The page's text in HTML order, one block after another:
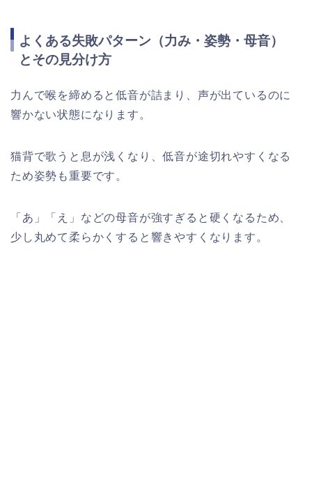
よくある失敗パターン（力み・姿勢・母音）
とその見分け方
力んで喉を締めると低音が詰まり、声が出ているのに
響かない状態になります。
猫背で歌うと息が浅くなり、低音が途切れやすくなる
ため姿勢も重要です。
「あ」「え」などの母音が強すぎると硬くなるため、
少し丸めて柔らかくすると響きやすくなります。